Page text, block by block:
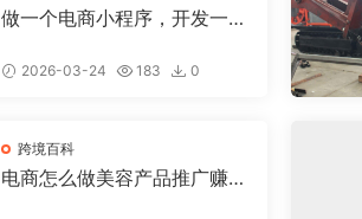
做一个电商小程序，开发一个
2026-03-24 183 0
跨境百科
电商怎么做美容产品推广赚